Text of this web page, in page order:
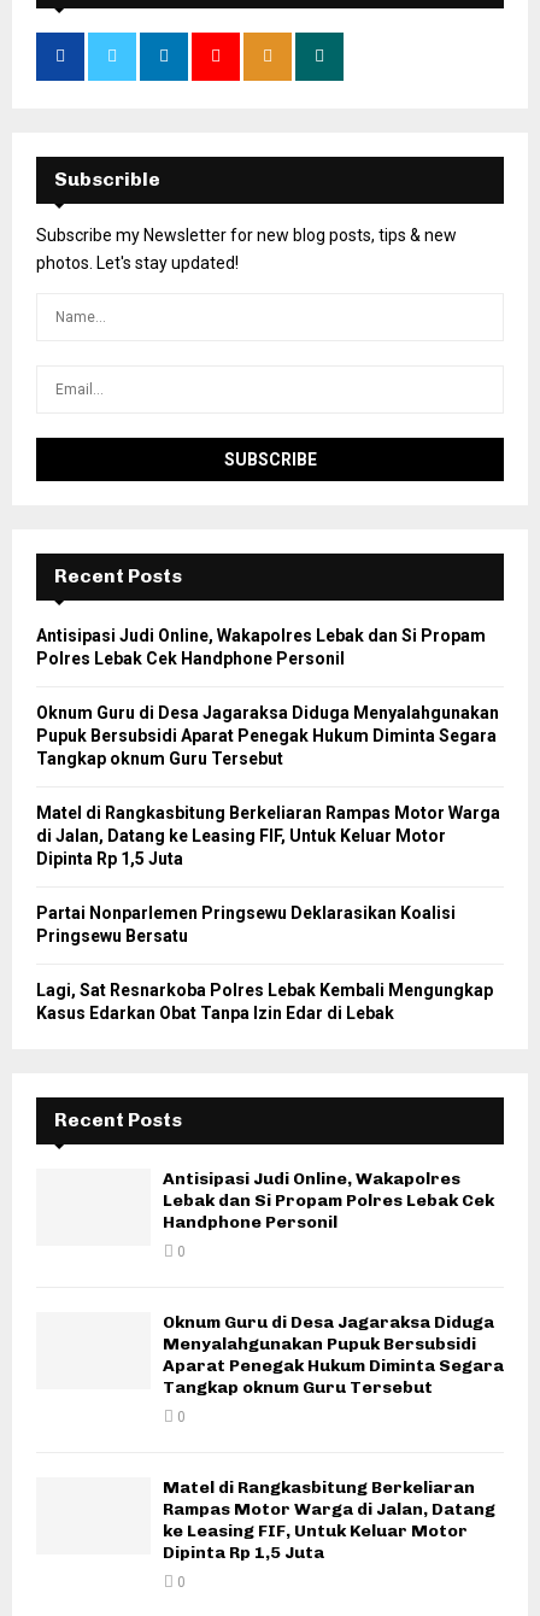
Subscrible
Subscribe my Newsletter for new blog posts, tips & new
photos. Let's stay updated!
Recent Posts
Antisipasi Judi Online, Wakapolres Lebak dan Si Propam
Polres Lebak Cek Handphone Personil
Oknum Guru di Desa Jagaraksa Diduga Menyalahgunakan
Pupuk Bersubsidi Aparat Penegak Hukum Diminta Segara
Tangkap oknum Guru Tersebut
Matel di Rangkasbitung Berkeliaran Rampas Motor Warga
di Jalan, Datang ke Leasing FIF, Untuk Keluar Motor
Dipinta Rp 1,5 Juta
Partai Nonparlemen Pringsewu Deklarasikan Koalisi
Pringsewu Bersatu
Lagi, Sat Resnarkoba Polres Lebak Kembali Mengungkap
Kasus Edarkan Obat Tanpa Izin Edar di Lebak
Recent Posts
Antisipasi Judi Online, Wakapolres
Lebak dan Si Propam Polres Lebak Cek
Handphone Personil
0
Oknum Guru di Desa Jagaraksa Diduga
Menyalahgunakan Pupuk Bersubsidi
Aparat Penegak Hukum Diminta Segara
Tangkap oknum Guru Tersebut
0
Matel di Rangkasbitung Berkeliaran
Rampas Motor Warga di Jalan, Datang
ke Leasing FIF, Untuk Keluar Motor
Dipinta Rp 1,5 Juta
0